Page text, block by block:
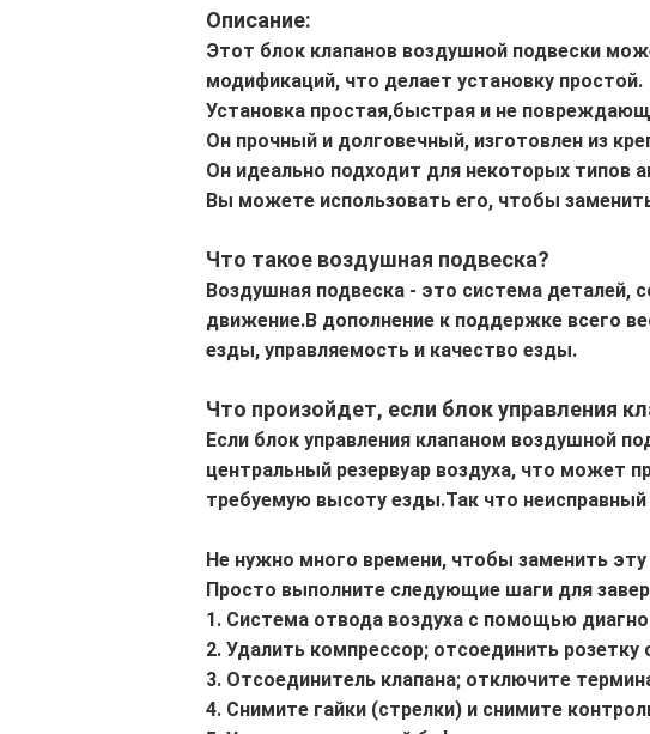
Описание:
Этот блок клапанов воздушной подвески
модификаций, что делает установку простой.
Установка простая,быстрая и не
Он прочный и долговечный, изготовлен из
Он идеально подходит для некоторых типов
Вы можете использовать его, чтобы
Что такое воздушная подвеска?
Воздушная подвеска - это система деталей,
движение.В дополнение к поддержке всего
езды, управляемость и качество езды.
Что произойдет, если блок управления
Если блок управления клапаном воздушной
центральный резервуар воздуха, что может
требуемую высоту езды.Так что
Не нужно много времени, чтобы заменить
Просто выполните следующие шаги для
1. Система отвода воздуха с помощью
2. Удалить компрессор; отсоединить розетку
3. Отсоединитель клапана; отключите
4. Снимите гайки (стрелки) и снимите